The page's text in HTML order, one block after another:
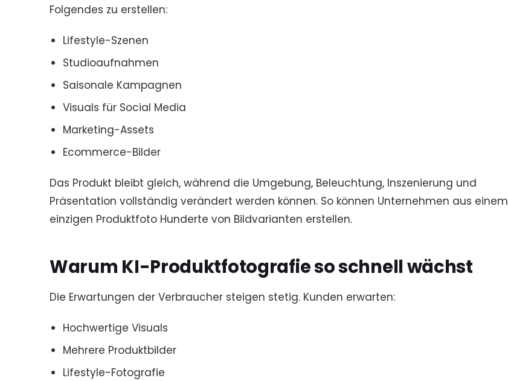
Folgendes zu erstellen:
Lifestyle-Szenen
Studioaufnahmen
Saisonale Kampagnen
Visuals für Social Media
Marketing-Assets
Ecommerce-Bilder
Das Produkt bleibt gleich, während die Umgebung, Beleuchtung, Inszenierung und
Präsentation vollständig verändert werden können. So können Unternehmen aus einem
einzigen Produktfoto Hunderte von Bildvarianten erstellen.
Warum KI-Produktfotografie so schnell wächst
Die Erwartungen der Verbraucher steigen stetig. Kunden erwarten:
Hochwertige Visuals
Mehrere Produktbilder
Lifestyle-Fotografie